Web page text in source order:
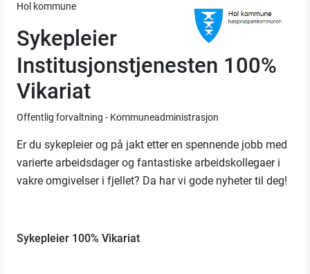
Hol kommune
Sykepleier
Institusjonstjenesten 100%
Vikariat
Offentlig forvaltning - Kommuneadministrasjon
Er du sykepleier og på jakt etter en spennende jobb med
varierte arbeidsdager og fantastiske arbeidskollegaer i
vakre omgivelser i fjellet? Da har vi gode nyheter til deg!
Sykepleier 100% Vikariat